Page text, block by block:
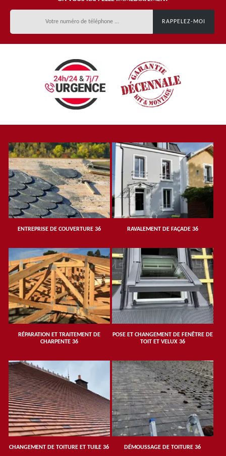
ENTREPRISE DE COUVERTURE 36 RAVALEMENT DE FAÇADE 36
RÉPARATION ET TRAITEMENT DE
CHARPENTE 36
POSE ET CHANGEMENT DE FENÊTRE DE
TOIT ET VELUX 36
CHANGEMENT DE TOITURE ET TUILE 36 DÉMOUSSAGE DE TOITURE 36